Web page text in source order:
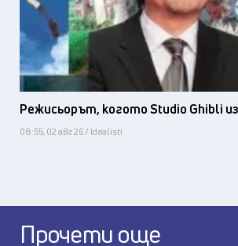
Режисьорът, когото Studio Ghibli
08:55, 02 авг 26 / Idealisti
Прочети още